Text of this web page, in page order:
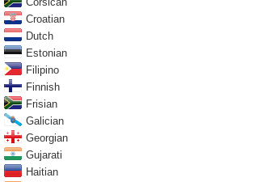
Croatian
Dutch
Estonian
Filipino
Finnish
Frisian
Galician
Georgian
Gujarati
Haitian